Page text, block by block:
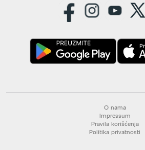
O nama
Impressum
Pravila korišćenja
Politika privatnosti